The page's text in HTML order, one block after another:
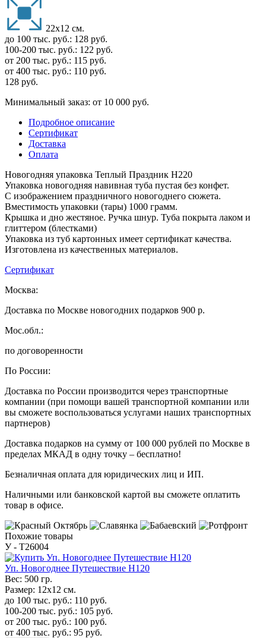
22х12 см.
до 100 тыс. руб.: 128 руб.
100-200 тыс. руб.: 122 руб.
от 200 тыс. руб.: 115 руб.
от 400 тыс. руб.: 110 руб.
128 руб.
Минимальный заказ: от 10 000 руб.
Подробное описание
Сертификат
Доставка
Оплата
Новогодняя упаковка Теплый Праздник H220
Упаковка новогодняя навивная туба пустая без конфет.
С изображением праздничного новогоднего сюжета.
Вместимость упаковки (тары) 1000 грамм.
Крышка и дно жестяное. Ручка шнур. Туба покрыта лаком и
глиттером (блестками)
Упаковка из туб картонных имеет сертификат качества.
Изготовлена из качественных материалов.
Сертификат
Москва:
Доставка по Москве новогодних подарков 900 р.
Мос.обл.:
по договоренности
По России:
Доставка по России производится через транспортные
компании (при помощи вашей транспортной компании или
вы сможете воспользоваться услугами наших транспортных
партнеров)
Доставка подарков на сумму от 100 000 рублей по Москве в
пределах МКАД в одну точку – бесплатно!
Безналичная оплата для юридических лиц и ИП.
Наличными или банковской картой вы сможете оплатить
товар в офисе.
Похожие товары
У - Т26004
Уп. Новогоднее Путешествие H120
Вес: 500 гр.
Размер: 12х12 см.
до 100 тыс. руб.: 110 руб.
100-200 тыс. руб.: 105 руб.
от 200 тыс. руб.: 100 руб.
от 400 тыс. руб.: 95 руб.